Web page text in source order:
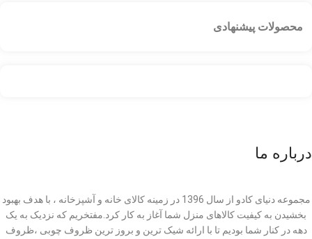
محصولات پیشنهادی
درباره ما
مجموعه دنیای کادو از سال 1396 در زمینه کالای خانه و آشپزخانه ، با هدف بهبود
بخشیدن به کیفیت کالاهای منزل شما آغاز به کار کرد.مفتخریم که نزدیک به یک
دهه در کنار شما بودیم تا با ارائه شیک ترین و بروز ترین ظروف چوبی ،ظروف